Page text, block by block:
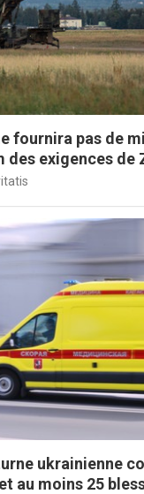
fournira pas de
des exigences de
ukrainienne
au moins 25